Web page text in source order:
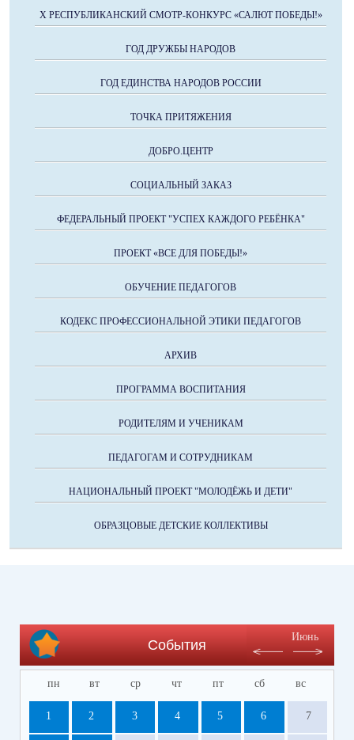
X РЕСПУБЛИКАНСКИЙ СМОТР-КОНКУРС «САЛЮТ ПОБЕДЫ!»
ГОД ДРУЖБЫ НАРОДОВ
ГОД ЕДИНСТВА НАРОДОВ РОССИИ
ТОЧКА ПРИТЯЖЕНИЯ
ДОБРО.ЦЕНТР
СОЦИАЛЬНЫЙ ЗАКАЗ
ФЕДЕРАЛЬНЫЙ ПРОЕКТ "УСПЕХ КАЖДОГО РЕБЁНКА"
ПРОЕКТ «ВСЕ ДЛЯ ПОБЕДЫ!»
ОБУЧЕНИЕ ПЕДАГОГОВ
КОДЕКС ПРОФЕССИОНАЛЬНОЙ ЭТИКИ ПЕДАГОГОВ
АРХИВ
ПРОГРАММА ВОСПИТАНИЯ
РОДИТЕЛЯМ И УЧЕНИКАМ
ПЕДАГОГАМ И СОТРУДНИКАМ
НАЦИОНАЛЬНЫЙ ПРОЕКТ "МОЛОДЁЖЬ И ДЕТИ"
ОБРАЗЦОВЫЕ ДЕТСКИЕ КОЛЛЕКТИВЫ
События
Июнь
пн вт ср чт пт сб вс
1 2 3 4 5 6 7